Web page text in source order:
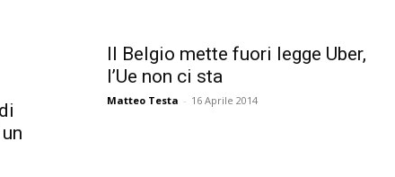
Il Belgio mette fuori legge Uber,
l’Ue non ci sta
Matteo Testa - 16 Aprile 2014